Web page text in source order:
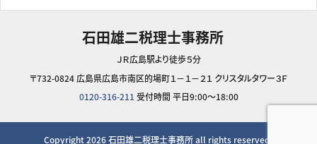
石田雄二税理士事務所
ＪＲ広島駅より徒歩５分
〒732-0824 広島県広島市南区的場町１－１－２１ クリスタルタワー３Ｆ
0120-316-211 受付時間 平日9:00～18:00
Copyright 2026石田雄二税理士事務所all rights reserved.